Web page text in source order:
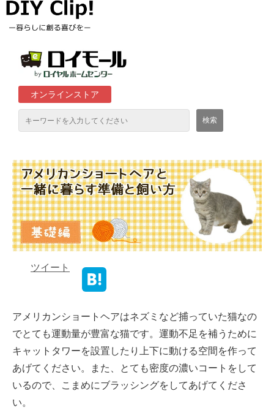
オンラインストア
ロイヤルホームセンター店舗
ツイート
アメリカンショートヘアはネズミなど捕っていた猫なの
でとても運動量が豊富な猫です。運動不足を補うために
キャットタワーを設置したり上下に動ける空間を作って
あげてください。また、とても密度の濃いコートをして
いるので、こまめにブラッシングをしてあげてくださ
い。